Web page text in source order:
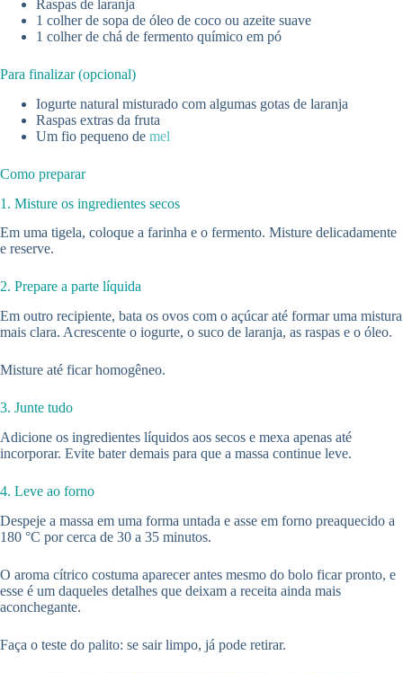
Raspas de laranja
1 colher de sopa de óleo de coco ou azeite suave
1 colher de chá de fermento químico em pó
Para finalizar (opcional)
Iogurte natural misturado com algumas gotas de laranja
Raspas extras da fruta
Um fio pequeno de mel
Como preparar
1. Misture os ingredientes secos
Em uma tigela, coloque a farinha e o fermento. Misture delicadamente
e reserve.
2. Prepare a parte líquida
Em outro recipiente, bata os ovos com o açúcar até formar uma mistura
mais clara. Acrescente o iogurte, o suco de laranja, as raspas e o óleo.
Misture até ficar homogêneo.
3. Junte tudo
Adicione os ingredientes líquidos aos secos e mexa apenas até
incorporar. Evite bater demais para que a massa continue leve.
4. Leve ao forno
Despeje a massa em uma forma untada e asse em forno preaquecido a
180 °C por cerca de 30 a 35 minutos.
O aroma cítrico costuma aparecer antes mesmo do bolo ficar pronto, e
esse é um daqueles detalhes que deixam a receita ainda mais
aconchegante.
Faça o teste do palito: se sair limpo, já pode retirar.